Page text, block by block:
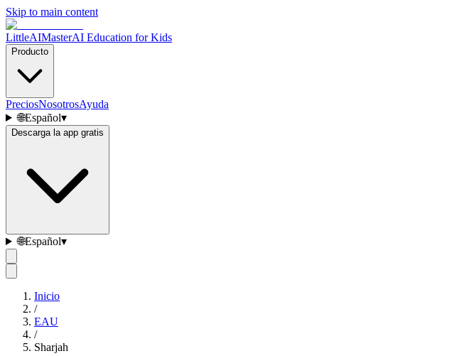
Skip to main content
LittleAIMasterAI Education for Kids
Producto
PreciosNosotrosAyuda
🌐Español▾
Descarga la app gratis
🌐Español▾
Inicio
/
EAU
/
Sharjah